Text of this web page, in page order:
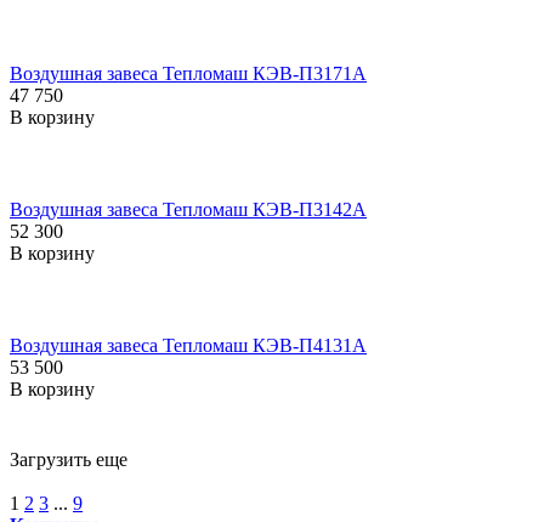
Воздушная завеса Тепломаш КЭВ-П3171A
47 750
В корзину
Воздушная завеса Тепломаш КЭВ-П3142A
52 300
В корзину
Воздушная завеса Тепломаш КЭВ-П4131A
53 500
В корзину
Загрузить еще
1 2 3 ... 9